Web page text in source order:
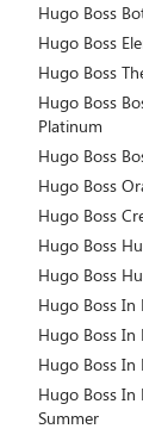
Hugo Boss
Hugo Boss
Hugo Boss
Hugo Boss
Platinum
Hugo Boss
Hugo Boss
Hugo Boss
Hugo Boss
Hugo Boss
Hugo Boss
Hugo Boss
Hugo Boss
Hugo Boss
Summer